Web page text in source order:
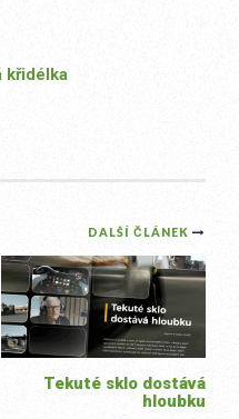
křidélka
DALŠÍ ČLÁNEK
Tekuté sklo dostává
hloubku